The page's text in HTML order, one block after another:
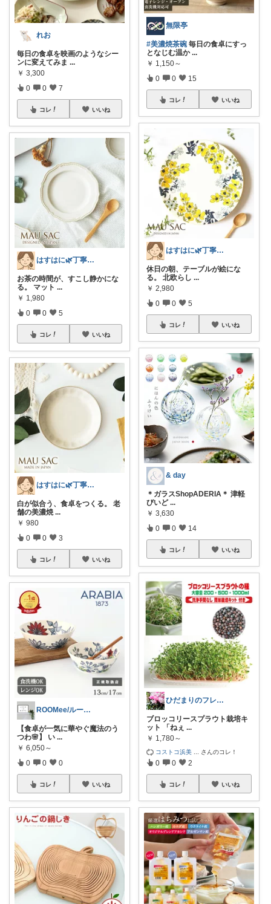
れお
毎日の食卓を映画のようなシー
ンに変えてみま ...
￥ 3,300
0 0 7
コレ いいね
はすはに🌿丁寧な暮らし
お茶の時間が、すこし静かにな
る。 マット ...
￥ 1,980
0 0 5
コレ いいね
はすはに🌿丁寧な暮らし
白が似合う、食卓をつくる。 老
舗の美濃焼 ...
￥ 980
0 0 3
コレ いいね
ROOMee/ルーミィー
【食卓が一気に華やぐ魔法のう
つわ🌸】 い ...
￥ 6,050～
0 0 0
コレ いいね
無限亭
#美濃焼茶碗 毎日の食卓にすっ
となじむ温か ...
￥ 1,150～
0 0 15
コレ いいね
はすはに🌿丁寧な暮らし
休日の朝、テーブルが絵にな
る。 北欧らし ...
￥ 2,980
0 0 5
コレ いいね
& day
＊ガラスShopADERIA＊ 津軽
びいど ...
￥ 3,630
0 0 14
コレ いいね
ひだまりのフレンチ🩷ガーデン
ブロッコリースプラウト栽培キ
ット 「ねぇ ...
￥ 1,780～
コストコ浜美 さんのコレ！
0 0 2
コレ いいね